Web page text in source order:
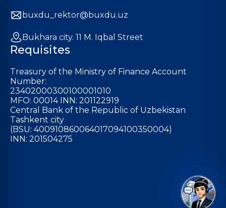
buxdu_rektor@buxdu.uz
Bukhara city. 11 M. Iqbal Street
Requisites
Treasury of the Ministry of Finance Account
Number:
23402000300100001010
MFO: 00014 INN: 201122919
Central Bank of the Republic of Uzbekistan
Tashkent city
(BSU: 400910860064017094100350004)
INN: 201504275